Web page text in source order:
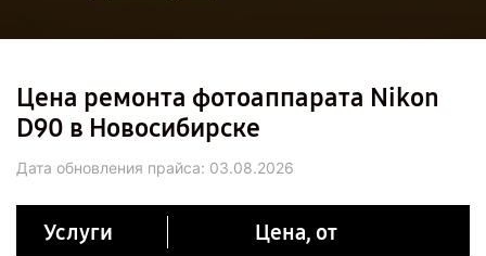
Цена ремонта фотоаппарата Nikon
D90 в Новосибирске
Дата обновления прайса: 03.08.2026
Услуги Цена, от